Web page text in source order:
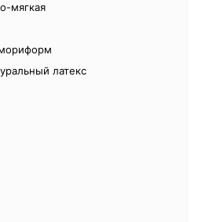
мягкая
латекс